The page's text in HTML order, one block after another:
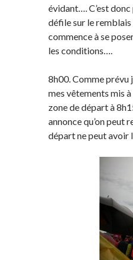
évidant…. C’est
défile sur le
commence à se
les conditions….
8h00. Comme prévu
mes vêtements mis
zone de départ à
annonce qu’on peut
départ ne peut avoir